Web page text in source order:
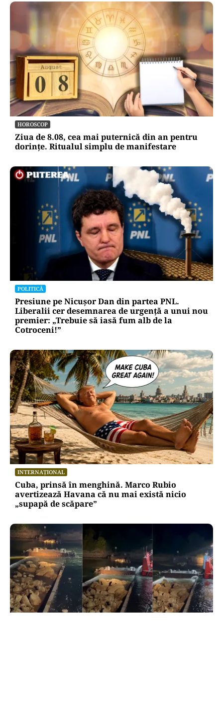
HOROSCOP
Ziua de 8.08, cea mai puternică din an pentru
dorințe. Ritualul simplu de manifestare
POLITICĂ
Presiune pe Nicușor Dan din partea PNL.
Liberalii cer desemnarea de urgență a unui nou
premier: „Trebuie să iasă fum alb de la
Cotroceni!”
INTERNAȚIONAL
Cuba, prinsă în menghină. Marco Rubio
avertizează Havana că nu mai există nicio
„supapă de scăpare”